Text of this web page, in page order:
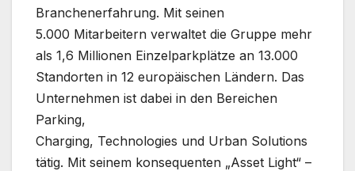
Branchenerfahrung. Mit seinen
5.000 Mitarbeitern verwaltet die Gruppe mehr
als 1,6 Millionen Einzelparkplätze an 13.000
Standorten in 12 europäischen Ländern. Das
Unternehmen ist dabei in den Bereichen
Parking,
Charging, Technologies und Urban Solutions
tätig. Mit seinem konsequenten „Asset Light“ –